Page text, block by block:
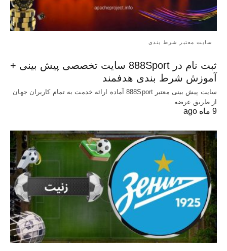
سایت معتبر شرط بندی
ثبت نام در 888Sport سایت تخصصی پیش بینی +
آموزش شرط بندی هدفمند
سایت پیش بینی معتبر 888Sport آماده ارائه خدمت به تمام کاربران جهان
از طریق عرضه…
9 ماه ago